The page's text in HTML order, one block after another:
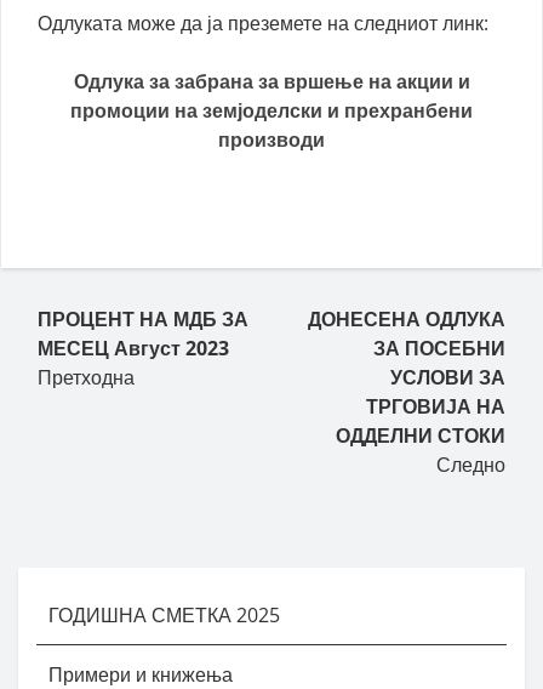
Одлуката може да ја преземете на следниот линк:
Одлука за забрана за вршење на акции и
промоции на земјоделски и прехранбени
производи
Пост навигација
ПРОЦЕНТ НА МДБ ЗА
МЕСЕЦ Август 2023
Претходна
ДОНЕСЕНА ОДЛУКА
ЗА ПОСЕБНИ
УСЛОВИ ЗА
ТРГОВИЈА НА
ОДДЕЛНИ СТОКИ
Следно
ГОДИШНА СМЕТКА 2025
Примери и книжења